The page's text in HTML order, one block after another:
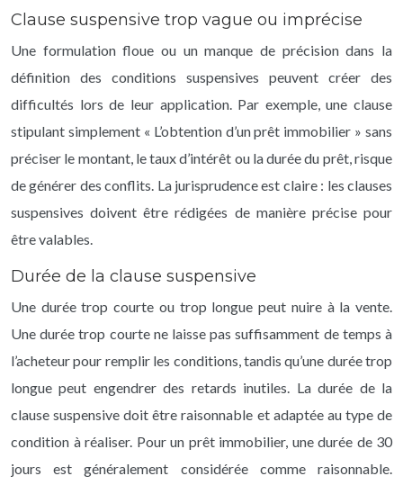
Clause suspensive trop vague ou imprécise
Une formulation floue ou un manque de précision dans la
définition des conditions suspensives peuvent créer des
difficultés lors de leur application. Par exemple, une clause
stipulant simplement « L’obtention d’un prêt immobilier » sans
préciser le montant, le taux d’intérêt ou la durée du prêt, risque
de générer des conflits. La jurisprudence est claire : les clauses
suspensives doivent être rédigées de manière précise pour
être valables.
Durée de la clause suspensive
Une durée trop courte ou trop longue peut nuire à la vente.
Une durée trop courte ne laisse pas suffisamment de temps à
l’acheteur pour remplir les conditions, tandis qu’une durée trop
longue peut engendrer des retards inutiles. La durée de la
clause suspensive doit être raisonnable et adaptée au type de
condition à réaliser. Pour un prêt immobilier, une durée de 30
jours est généralement considérée comme raisonnable.